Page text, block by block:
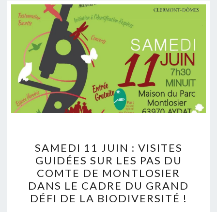
SAMEDI 11 JUIN : VISITES
GUIDÉES SUR LES PAS DU
COMTE DE MONTLOSIER
DANS LE CADRE DU GRAND
DÉFI DE LA BIODIVERSITÉ !